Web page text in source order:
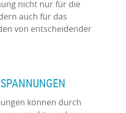
nicht nur für die
auch für das
von entscheidender
können durch